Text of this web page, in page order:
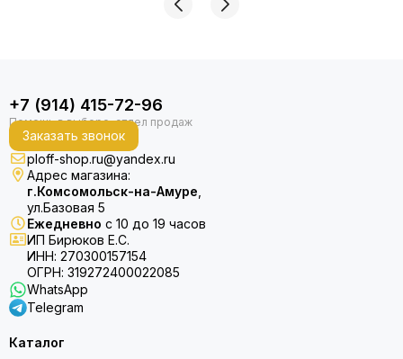
+7 (914) 415-72-96
Заказать звонок
ploff-shop.ru@yandex.ru
Адрес магазина:
г.Комсомольск-на-Амуре
ул.Базовая 5
Ежедневно с 10 до 19 часов
ИП Бирюков Е.С.
ИНН: 270300157154
ОГРН: 319272400022085
WhatsApp
Telegram
Каталог